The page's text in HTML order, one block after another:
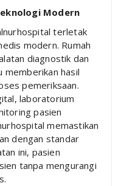
Modern
terletak
modern. Rumah
diagnostik dan
memberikan hasil
pemeriksaan.
laboratorium
pasien
memastikan
dengan standar
ini, pasien
tanpa mengurangi